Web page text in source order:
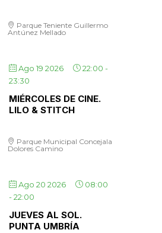
Parque Teniente Guillermo
Antúnez Mellado
Ago 19 2026 22:00 -
23:30
MIÉRCOLES DE CINE.
LILO & STITCH
Parque Municipal Concejala
Dolores Camino
Ago 20 2026
08:00
-22:00
JUEVES AL SOL.
PUNTA UMBRÍA